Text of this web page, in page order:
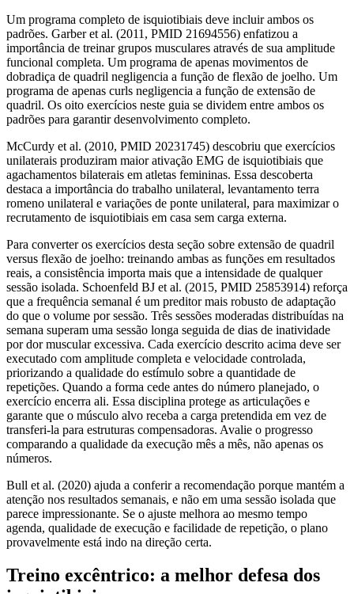
Um programa completo de isquiotibiais deve incluir ambos os
padrões. Garber et al. (2011, PMID 21694556) enfatizou a
importância de treinar grupos musculares através de sua amplitude
funcional completa. Um programa de apenas movimentos de
dobradiça de quadril negligencia a função de flexão de joelho. Um
programa de apenas curls negligencia a função de extensão de
quadril. Os oito exercícios neste guia se dividem entre ambos os
padrões para garantir desenvolvimento completo.
McCurdy et al. (2010, PMID 20231745) descobriu que exercícios
unilaterais produziram maior ativação EMG de isquiotibiais que
agachamentos bilaterais em atletas femininas. Essa descoberta
destaca a importância do trabalho unilateral, levantamento terra
romeno unilateral e variações de ponte unilateral, para maximizar o
recrutamento de isquiotibiais em casa sem carga externa.
Para converter os exercícios desta seção sobre extensão de quadril
versus flexão de joelho: treinando ambas as funções em resultados
reais, a consistência importa mais que a intensidade de qualquer
sessão isolada. Schoenfeld BJ et al. (2015, PMID 25853914) reforça
que a frequência semanal é um preditor mais robusto de adaptação
do que o volume por sessão. Três sessões moderadas distribuídas na
semana superam uma sessão longa seguida de dias de inatividade
por dor muscular excessiva. Cada exercício descrito acima deve ser
executado com amplitude completa e velocidade controlada,
priorizando a qualidade do estímulo sobre a quantidade de
repetições. Quando a forma cede antes do número planejado, o
exercício encerra ali. Essa disciplina protege as articulações e
garante que o músculo alvo receba a carga pretendida em vez de
transferi-la para estruturas compensadoras. Avalie o progresso
comparando a qualidade da execução mês a mês, não apenas os
números.
Bull et al. (2020) ajuda a conferir a recomendação porque mantém a
atenção nos resultados semanais, e não em uma sessão isolada que
parece impressionante. Se o ajuste melhora ao mesmo tempo
agenda, qualidade de execução e facilidade de repetição, o plano
provavelmente está indo na direção certa.
Treino excêntrico: a melhor defesa dos